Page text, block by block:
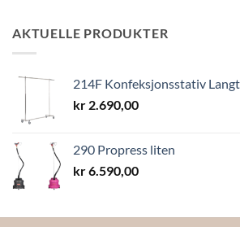
AKTUELLE PRODUKTER
214F Konfeksjonsstativ Langt
kr 2.690,00
290 Propress liten
kr6.590,00